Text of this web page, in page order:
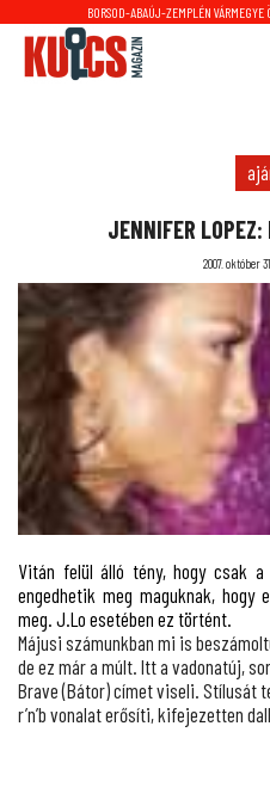
BORSOD-ABAÚJ-ZEMPLÉN
JENNIFER
2007. október
Vitán felül álló tény, hogy csak a
engedhetik meg maguknak, hogy
meg. J.Lo esetében ez történt.
Májusi számunkban mi is
de ez már a múlt. Itt a vadonatúj,
Brave (Bátor) címet viseli. Stílusát
r’n’b vonalat erősíti, kifejezetten